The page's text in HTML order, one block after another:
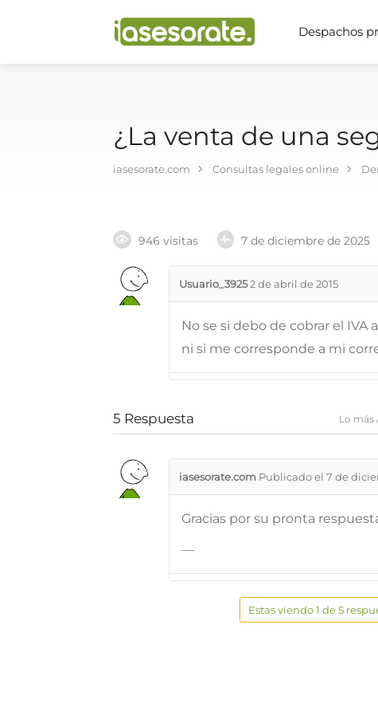
Despachos
¿La venta de una
iasesorate.com Consultas legales online
946 visitas 7 de diciembre de 2025
Usuario_39252 de abril de 2015
No se si debo de cobrar el
ni si me corresponde a mi
5 Respuesta Lo más
iasesorate.com Publicado el 7 de
Gracias por su pronta
—
Estas viendo 1 de 5